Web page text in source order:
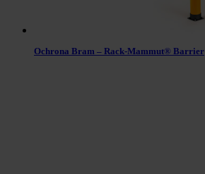
Ochrona Bram – Rack-Mammut® Barrier